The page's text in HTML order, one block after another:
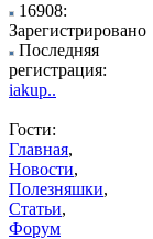
16908:
Зарегистрировано
Последняя
регистрация:
iakup..
Гости:
Главная,
Новости,
Полезняшки,
Статьи,
Форум